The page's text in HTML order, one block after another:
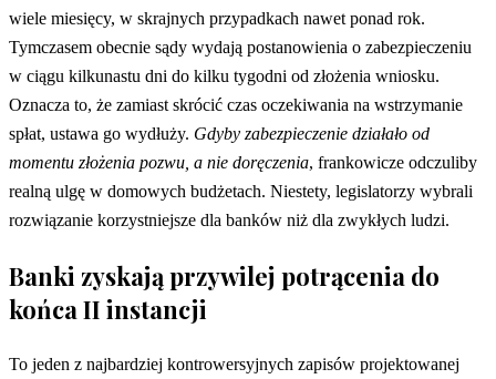
wiele miesięcy, w skrajnych przypadkach nawet ponad rok.
Tymczasem obecnie sądy wydają postanowienia o zabezpieczeniu
w ciągu kilkunastu dni do kilku tygodni od złożenia wniosku.
Oznacza to, że zamiast skrócić czas oczekiwania na wstrzymanie
spłat, ustawa go wydłuży. Gdyby zabezpieczenie działało od
momentu złożenia pozwu, a nie doręczenia, frankowicze odczuliby
realną ulgę w domowych budżetach. Niestety, legislatorzy wybrali
rozwiązanie korzystniejsze dla banków niż dla zwykłych ludzi.
Banki zyskają przywilej potrącenia do
końca II instancji
To jeden z najbardziej kontrowersyjnych zapisów projektowanej